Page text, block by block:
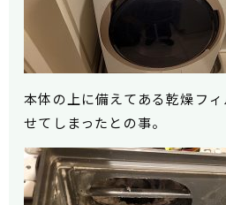
本体の上に備えてある乾燥フ
せてしまったとの事。